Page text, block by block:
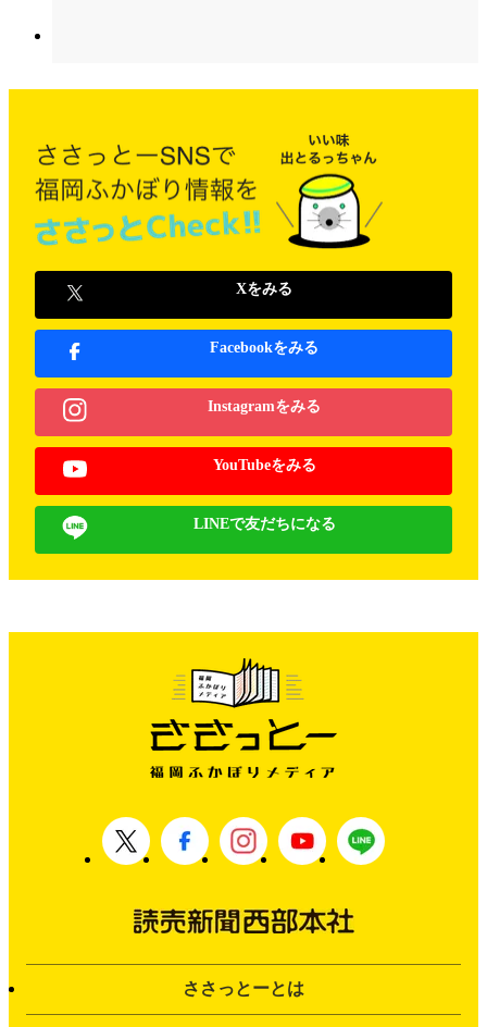
Xをみる
Facebookをみる
Instagramをみる
YouTubeをみる
LINEで友だちになる
ささっとーとは